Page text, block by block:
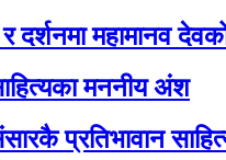
दर्शनमा महामानव
मननीय अंश
प्रतिभावान